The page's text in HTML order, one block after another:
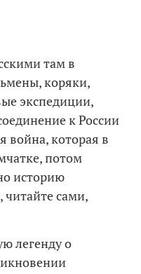
там в
коряки,
экспедиции,
к России
война, которая в
потом
историю
читайте сами,
легенду о